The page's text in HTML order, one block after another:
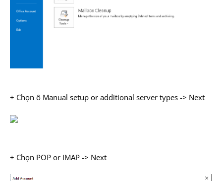
+ Chọn ô Manual setup or additional server types -> Next
+ Chọn POP or IMAP -> Next